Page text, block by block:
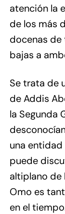
atención la
de los más
docenas de
bajas a
Se trata de
de Addis
la Segunda
una
puede
altiplano de
Omo es
en el